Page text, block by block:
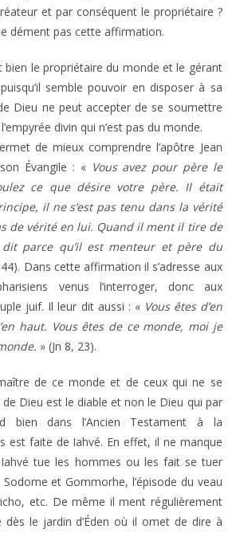
et par conséquent le propriétaire ?
dément pas cette affirmation.
bien le propriétaire du monde et le gérant
semble pouvoir en disposer à sa
Dieu ne peut accepter de se soumettre
divin qui n’est pas du monde.
de mieux comprendre l’apôtre Jean
Évangile : « Vous avez pour père le
ce que désire votre père. Il était
il ne s’est pas tenu dans la vérité
de vérité en lui. Quand il ment il tire de
parce qu’il est menteur et père du
44). Dans cette affirmation il s’adresse aux
venus l’interroger, donc aux
juif. Il leur dit aussi : « Vous êtes d’en
haut. Vous êtes de ce monde, moi je
» (Jn 8, 23).
de ce monde et de ceux qui ne se
de Dieu est le diable et non le Dieu qui par
bien dans l’Ancien Testament à la
est faite de Iahvé. En effet, il ne manque
Iahvé tue les hommes ou les fait se tuer
et Gommorhe, l’épisode du veau
etc. De même il ment régulièrement
le jardin d’Éden où il omet de dire à